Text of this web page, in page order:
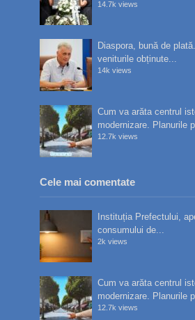
14.7k views
Diaspora, bună de
veniturile obținute...
14k views
Cum va arăta centrul
modernizare. Planurile
12.7k views
Cele mai comentate
Instituția Prefectului,
consumului de...
2k views
Cum va arăta centrul
modernizare. Planurile
12.7k views